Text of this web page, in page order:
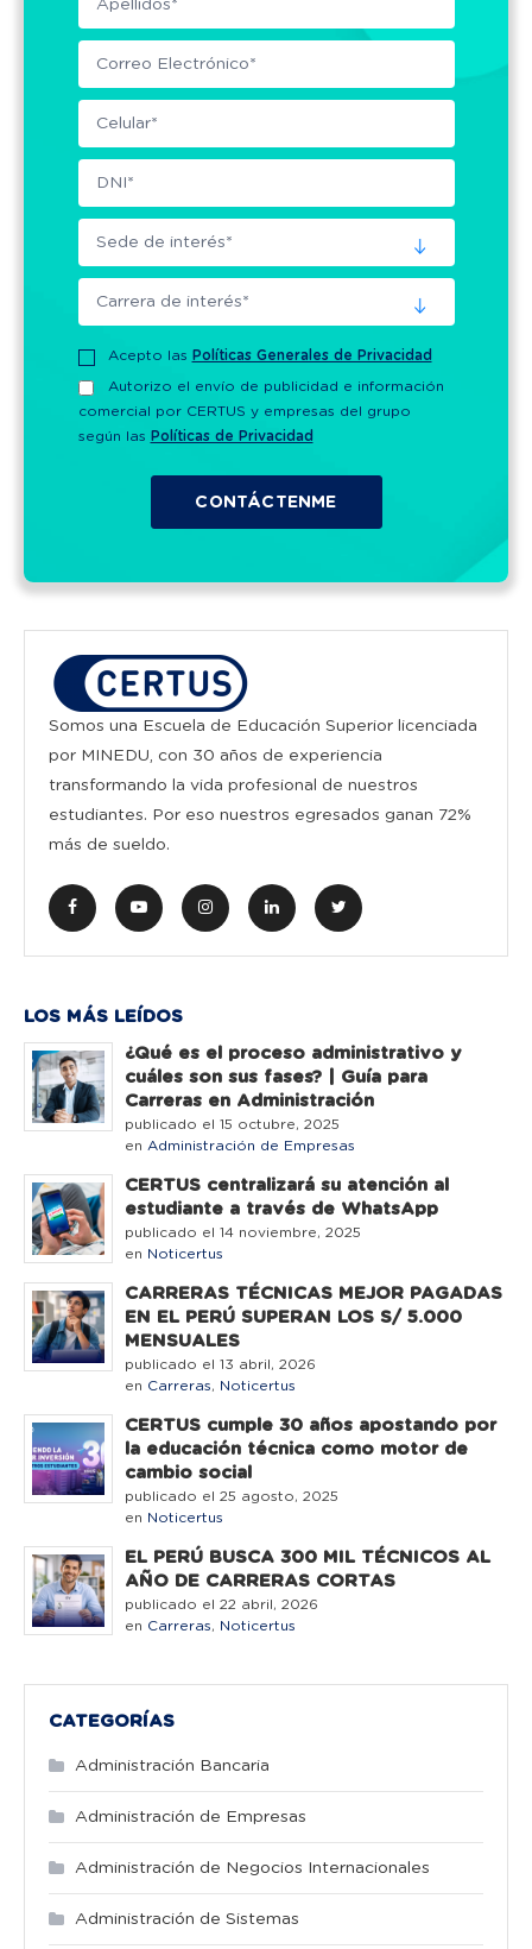
Acepto las Políticas Generales de Privacidad
Autorizo el envío de publicidad e información
comercial por CERTUS y empresas del grupo
según las Políticas de Privacidad
Somos una Escuela de Educación Superior licenciada
por MINEDU, con 30 años de experiencia
transformando la vida profesional de nuestros
estudiantes. Por eso nuestros egresados ganan 72%
más de sueldo.
LOS MÁS LEÍDOS
¿Qué es el proceso administrativo y
cuáles son sus fases? | Guía para
Carreras en Administración
publicado el 15 octubre, 2025
en Administración de Empresas
CERTUS centralizará su atención al
estudiante a través de WhatsApp
publicado el 14 noviembre, 2025
en Noticertus
CARRERAS TÉCNICAS MEJOR PAGADAS
EN EL PERÚ SUPERAN LOS S/ 5.000
MENSUALES
publicado el 13 abril, 2026
en Carreras, Noticertus
CERTUS cumple 30 años apostando por
la educación técnica como motor de
cambio social
publicado el 25 agosto, 2025
en Noticertus
EL PERÚ BUSCA 300 MIL TÉCNICOS AL
AÑO DE CARRERAS CORTAS
publicado el 22 abril, 2026
en Carreras, Noticertus
CATEGORÍAS
Administración Bancaria
Administración de Empresas
Administración de Negocios Internacionales
Administración de Sistemas